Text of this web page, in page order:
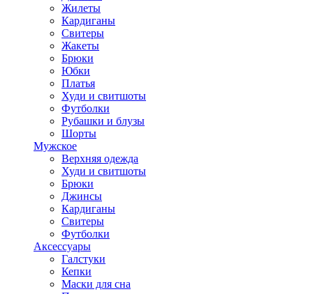
Жилеты
Кардиганы
Свитеры
Жакеты
Брюки
Юбки
Платья
Худи и свитшоты
Футболки
Рубашки и блузы
Шорты
Мужское
Верхняя одежда
Худи и свитшоты
Брюки
Джинсы
Кардиганы
Свитеры
Футболки
Аксессуары
Галстуки
Кепки
Маски для сна